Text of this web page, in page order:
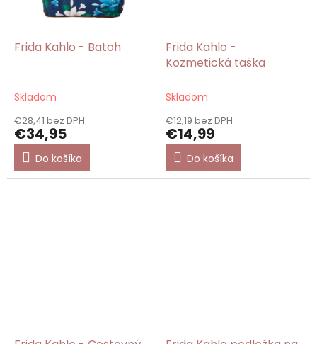
Frida Kahlo - Batoh
Skladom
€28,41 bez DPH
€34,95
Do košíka
Frida Kahlo -
Kozmetická taška
Skladom
€12,19 bez DPH
€14,99
Do košíka